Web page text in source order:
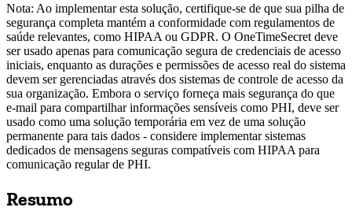
Nota: Ao implementar esta solução, certifique-se de que sua pilha de
segurança completa mantém a conformidade com regulamentos de
saúde relevantes, como HIPAA ou GDPR. O OneTimeSecret deve
ser usado apenas para comunicação segura de credenciais de acesso
iniciais, enquanto as durações e permissões de acesso real do sistema
devem ser gerenciadas através dos sistemas de controle de acesso da
sua organização. Embora o serviço forneça mais segurança do que
e-mail para compartilhar informações sensíveis como PHI, deve ser
usado como uma solução temporária em vez de uma solução
permanente para tais dados - considere implementar sistemas
dedicados de mensagens seguras compatíveis com HIPAA para
comunicação regular de PHI.
Resumo